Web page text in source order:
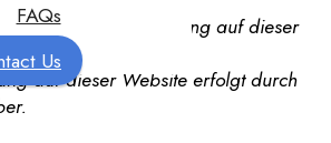
FAQs
Us
für die Datenerfassung auf dieser
auf dieser Website erfolgt durch